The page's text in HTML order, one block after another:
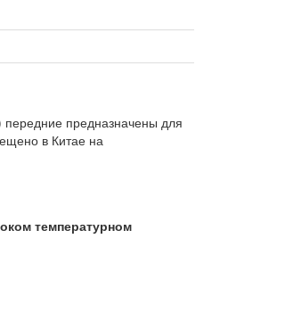
предназначены для
в Китае на
температурном